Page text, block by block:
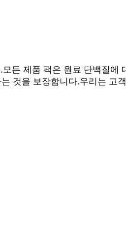
든 제품 팩은 원료 단백질에
것을 보장합니다.우리는 고